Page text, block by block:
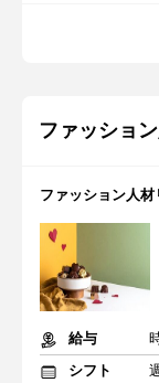
ファッショ
ファッション人材
給与
シフト